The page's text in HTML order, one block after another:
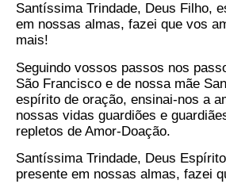
Santíssima Trindade, Deus Filho,
em nossas almas, fazei que vos
mais!
Seguindo vossos passos nos
São Francisco e de nossa mãe
espírito de oração, ensinai-nos a
nossas vidas guardiões e
repletos de Amor-Doação.
Santíssima Trindade, Deus
presente em nossas almas, fazei